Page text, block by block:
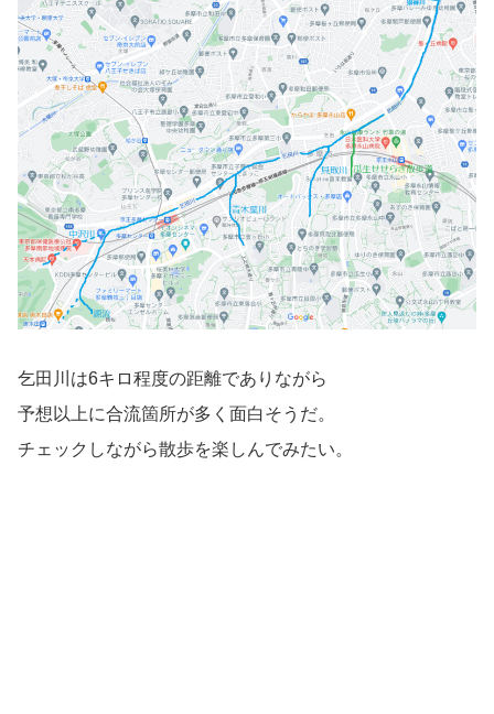
乞田川は6キロ程度の距離でありながら
予想以上に合流箇所が多く面白そうだ。
チェックしながら散歩を楽しんでみたい。